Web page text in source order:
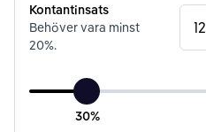
Kontantinsats
Behöver vara minst
20%.
30%